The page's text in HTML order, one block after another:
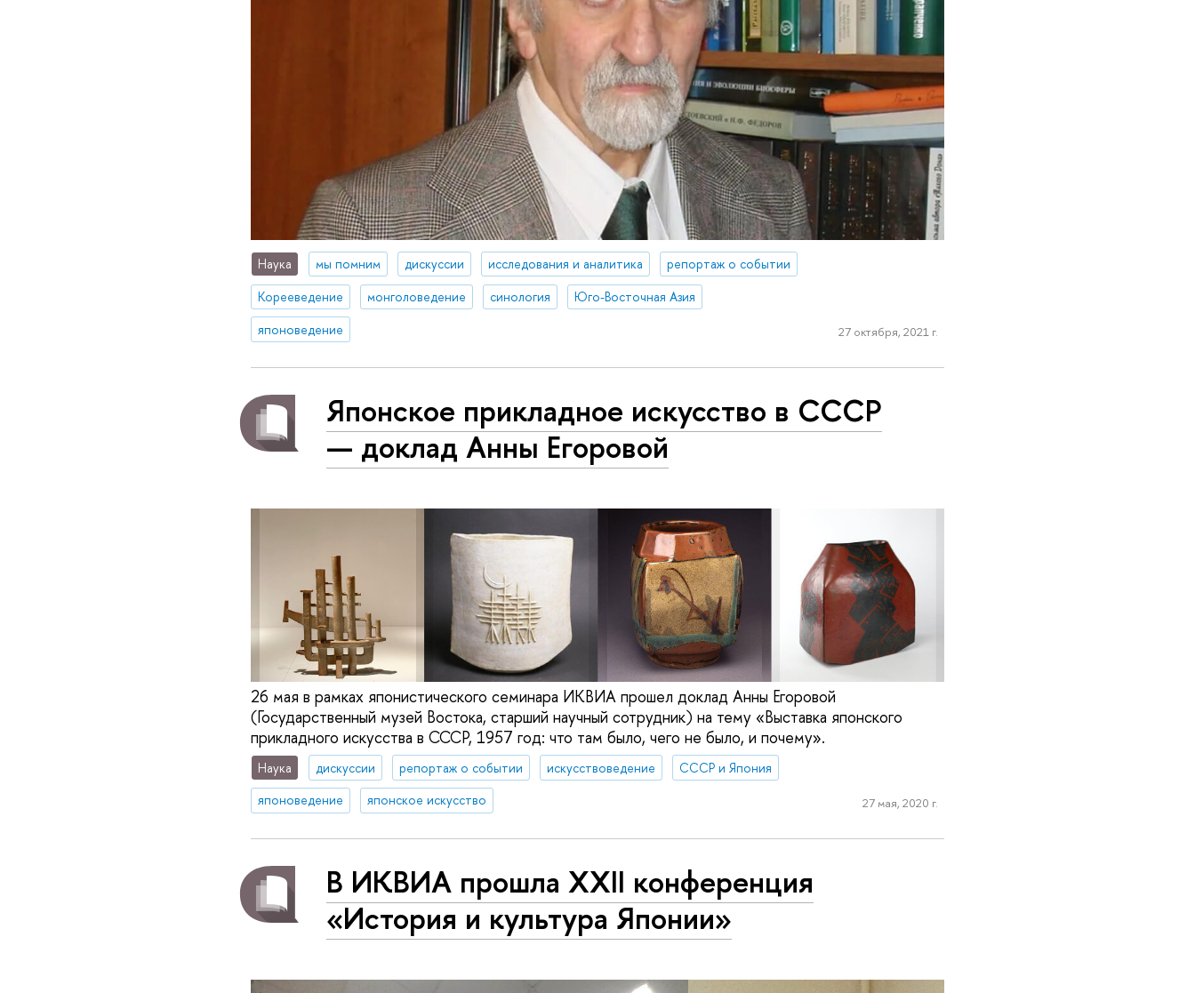
Наука мы помним дискуссии исследования и аналитика
репортаж о событии
Корееведение
монголоведение синология
Юго-Восточная Азия
японоведение
27 октября, 2021 г.
Японское прикладное искусство в СССР
— доклад Анны Егоровой
26 мая в рамках японистического семинара ИКВИА прошел доклад Анны Егоровой
(Государственный музей Востока, старший научный сотрудник) на тему «Выставка японского
прикладного искусства в СССР, 1957 год: что там было, чего не было, и почему».
Наука дискуссии репортаж о событии искусствоведение
СССР и Япония
японоведение
японское искусство 27 мая, 2020 г.
В ИКВИА прошла XXII конференция
«История и культура Японии»